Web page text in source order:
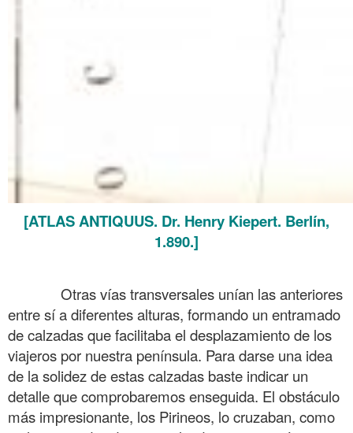
[ATLAS ANTIQUUS. Dr. Henry Kiepert. Berlín,
1.890.]
Otras vías transversales unían las anteriores
entre sí a diferentes alturas, formando un entramado
de calzadas que facilitaba el desplazamiento de los
viajeros por nuestra península. Para darse una idea
de la solidez de estas calzadas baste indicar un
detalle que comprobaremos enseguida. El obstáculo
más impresionante, los Pirineos, lo cruzaban, como